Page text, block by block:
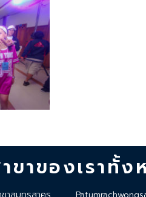
ขาของเราทั้ง